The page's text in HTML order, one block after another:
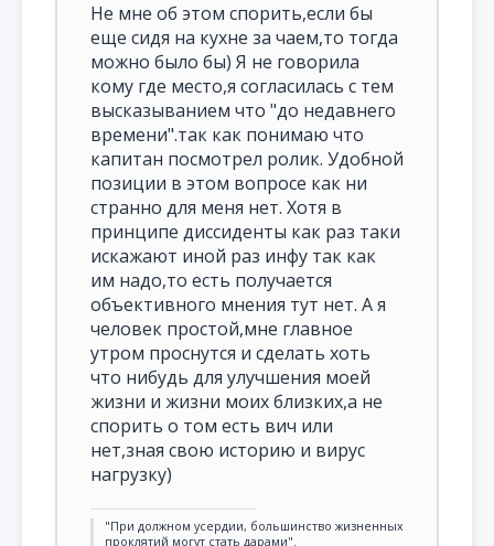
Не мне об этом спорить,если бы
еще сидя на кухне за чаем,то тогда
можно было бы) Я не говорила
кому где место,я согласилась с тем
высказыванием что "до недавнего
времени".так как понимаю что
капитан посмотрел ролик. Удобной
позиции в этом вопросе как ни
странно для меня нет. Хотя в
принципе диссиденты как раз таки
искажают иной раз инфу так как
им надо,то есть получается
объективного мнения тут нет. А я
человек простой,мне главное
утром проснутся и сделать хоть
что нибудь для улучшения моей
жизни и жизни моих близких,а не
спорить о том есть вич или
нет,зная свою историю и вирус
нагрузку)
"При должном усердии, большинство жизненных
проклятий могут стать дарами".